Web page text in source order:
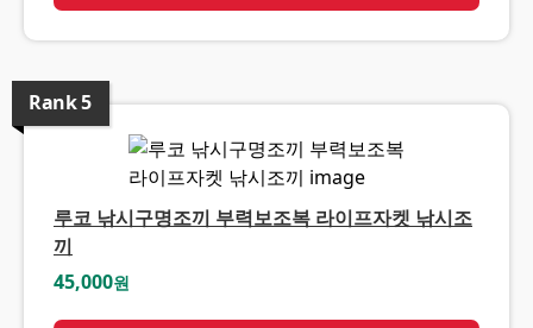
Rank5
루코 낚시구명조끼 부력보조복 라이프자켓 낚시조
끼
45,000원